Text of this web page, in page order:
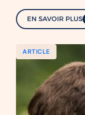
EN SAVOIR PLUS
ARTICLE